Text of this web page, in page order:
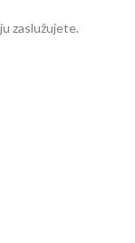
zaslužujete.